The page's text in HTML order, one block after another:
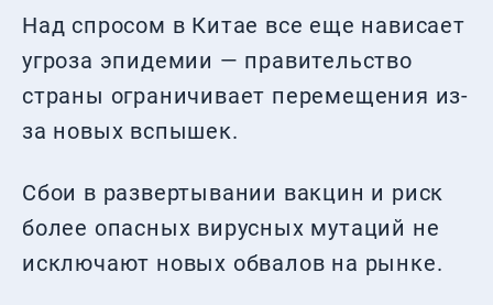
Над спросом в Китае все еще нависает
угроза эпидемии — правительство
страны ограничивает перемещения из-
за новых вспышек.
Сбои в развертывании вакцин и риск
более опасных вирусных мутаций не
исключают новых обвалов на рынке.